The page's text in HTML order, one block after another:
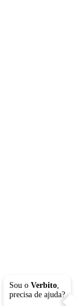
Sou o Verbito,
precisa de ajuda?